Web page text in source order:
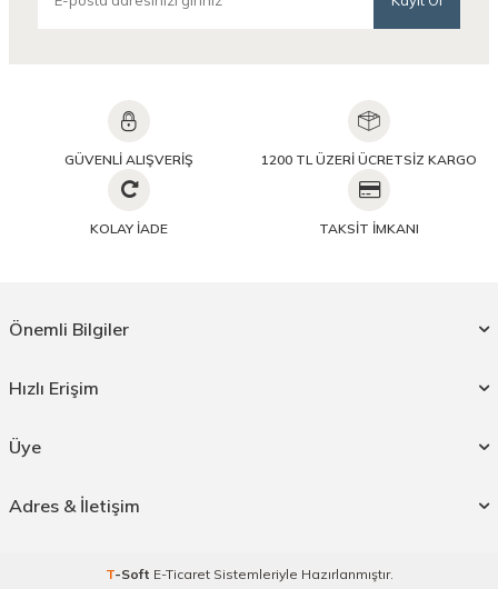
GÜVENLİ ALIŞVERİŞ 1200 TL ÜZERİ ÜCRETSİZ KARGO
KOLAY İADE TAKSİT İMKANI
Adres & İletişim
Önemli Bilgiler
Hızlı Erişim
Üye
T-Soft E-TicaretSistemleriyle Hazırlanmıştır.